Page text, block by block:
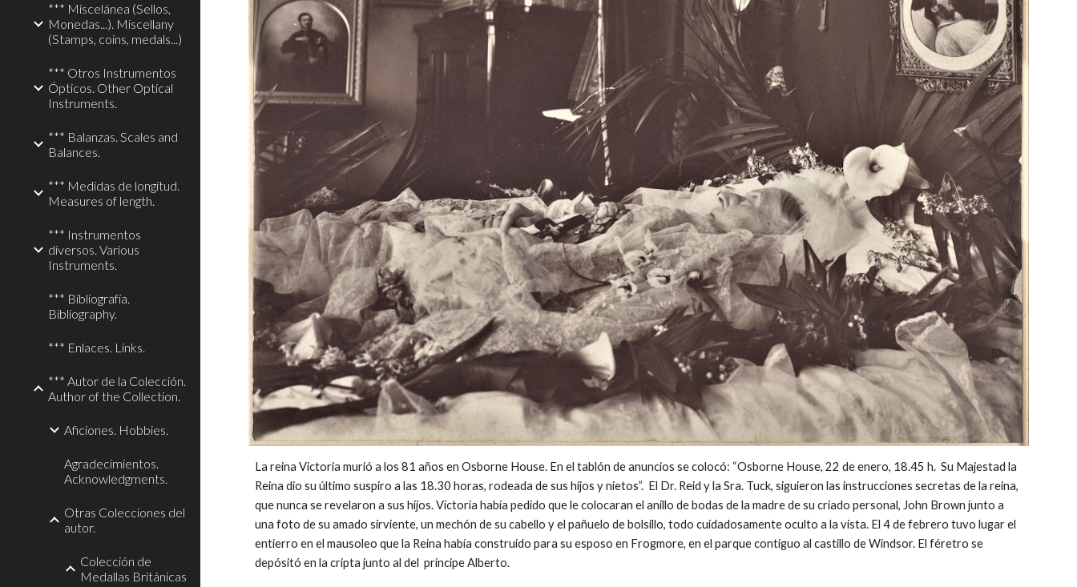
*** Miscelánea (Sellos,
Monedas...). Miscellany
(Stamps, coins, medals...)
*** Otros Instrumentos
Ópticos. Other Optical
Instruments.
*** Balanzas. Scales and
Balances.
*** Medidas de longitud.
Measures of length.
*** Instrumentos
diversos. Various
Instruments.
*** Bibliografía.
Bibliography.
*** Enlaces. Links.
*** Autor de la Colección.
Author of the Collection.
Aficiones. Hobbies.
Agradecimientos.
Acknowledgments.
Otras Colecciones del
autor.
Colección de
Medallas Británicas
La reina Victoria murió a los 81 años en Osborne House. En el tablón de anuncios se colocó: “Osborne House, 22 de enero, 18.45 h. Su Majestad la
Reina dio su último suspiro a las 18.30 horas, rodeada de sus hijos y nietos”. El Dr. Reid y la Sra. Tuck, siguieron las instrucciones secretas de la reina,
que nunca se revelaron a sus hijos. Victoria había pedido que le colocaran el anillo de bodas de la madre de su criado personal, John Brown junto a
una foto de su amado sirviente, un mechón de su cabello y el pañuelo de bolsillo, todo cuidadosamente oculto a la vista. El 4 de febrero tuvo lugar el
entierro en el mausoleo que la Reina había construido para su esposo en Frogmore, en el parque contiguo al castillo de Windsor. El féretro se
depósitó en la cripta junto al del príncipe Alberto.